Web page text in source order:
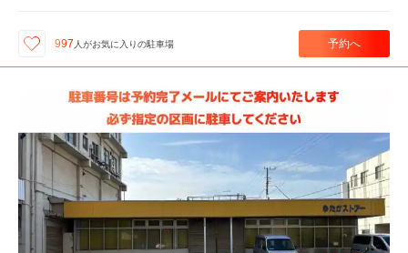
997 人がお気に入りの駐車場 予約へ